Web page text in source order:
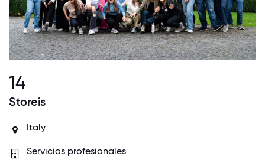
14
Storeis
Italy
Servicios profesionales